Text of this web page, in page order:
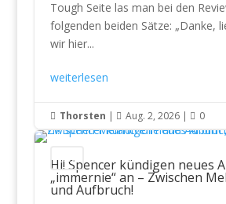
Tough Seite las man bei den
folgenden beiden Sätze: „Danke,
wir hier...
weiterlesen
 Thorsten |  Aug. 2, 2026|  0
News
Hi! Spencer kündigen neues
„immernie“ an – Zwischen
und Aufbruch!